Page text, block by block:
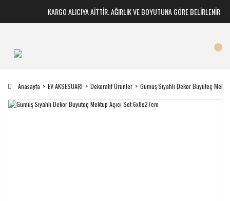
KARGO ALICIYA AİTTİR. AĞIRLIK VE BOYUTUNA GÖRE BELİRLENİR
Anasayfa EV AKSESUARI Dekoratif Ürünler Gümüş Siyahlı Dekor Büyüteç